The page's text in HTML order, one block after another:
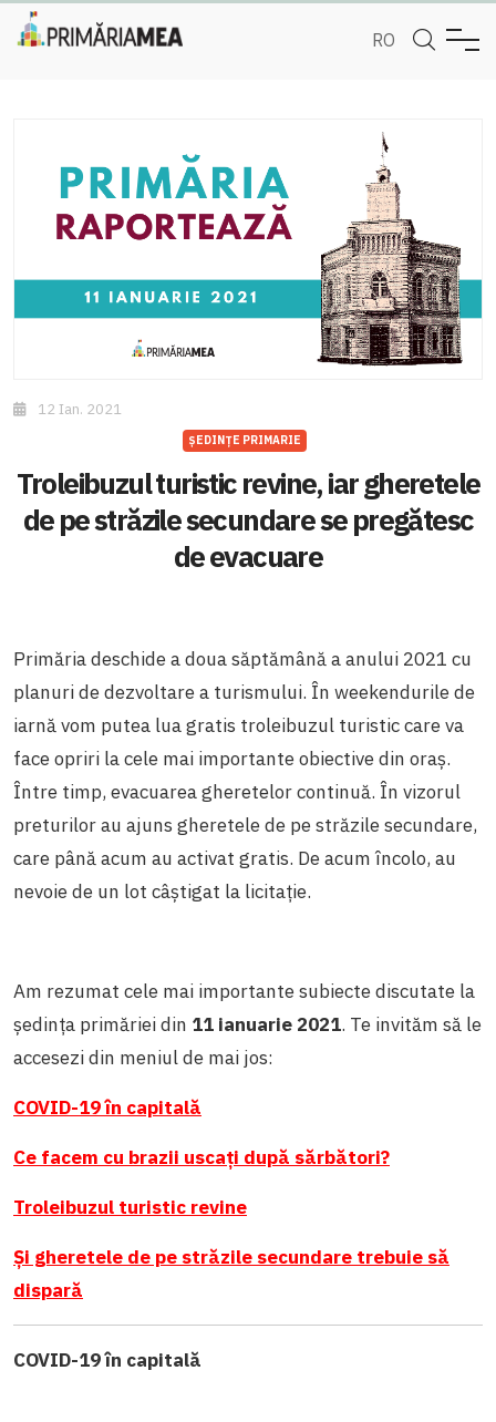
RO
12 Ian. 2021
ȘEDINȚE PRIMARIE
Troleibuzul turistic revine, iar gheretele
de pe străzile secundare se pregătesc
de evacuare
Primăria deschide a doua săptămână a anului 2021 cu
planuri de dezvoltare a turismului. În weekendurile de
iarnă vom putea lua gratis troleibuzul turistic care va
face opriri la cele mai importante obiective din oraș.
Între timp, evacuarea gheretelor continuă. În vizorul
preturilor au ajuns gheretele de pe străzile secundare,
care până acum au activat gratis. De acum încolo, au
nevoie de un lot câștigat la licitație.
Am rezumat cele mai importante subiecte discutate la
ședința primăriei din 11 ianuarie 2021. Te invităm să le
accesezi din meniul de mai jos:
COVID-19 în capitală
Ce facem cu brazii uscați după sărbători?
Troleibuzul turistic revine
Și gheretele de pe străzile secundare trebuie să
dispară
COVID-19 în capitală